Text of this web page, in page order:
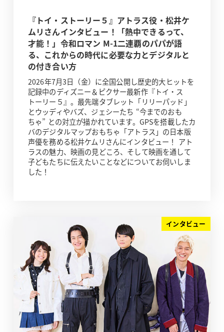
『トイ・ストーリー５』アトラス役・松井ケ
ムリさんインタビュー！「熱中できるって、
才能！」令和ロマン M-1二連覇のパパが語
る、これからの時代に必要な力とデジタルと
の付き合い方
2026年7月3日（金）に全国公開し歴史的大ヒットを
記録中のディズニー＆ピクサー最新作『トイ・ス
トーリー５』。最先端タブレット「リリーパッド」
とウッディやバズ、ジェシーたち “今までのおも
ちゃ” との対立が描かれています。GPSを搭載したカ
バのデジタルマップおもちゃ「アトラス」の日本版
声優を務める松井ケムリさんにインタビュー！ アト
ラスの魅力、映画の見どころ、そして映画を通して
子どもたちに伝えたいことなどについてお伺いしま
した！
インタビュー